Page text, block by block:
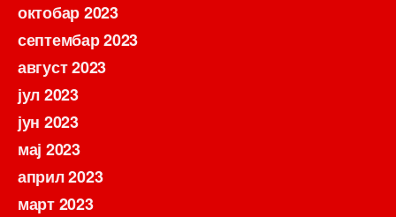
октобар 2023
септембар 2023
август 2023
јул 2023
јун 2023
мај 2023
април 2023
март 2023